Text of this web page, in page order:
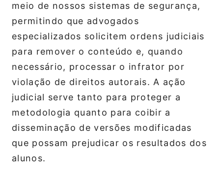
meio de nossos sistemas de segurança,
permitindo que advogados
especializados solicitem ordens judiciais
para remover o conteúdo e, quando
necessário, processar o infrator por
violação de direitos autorais. A ação
judicial serve tanto para proteger a
metodologia quanto para coibir a
disseminação de versões modificadas
que possam prejudicar os resultados dos
alunos.